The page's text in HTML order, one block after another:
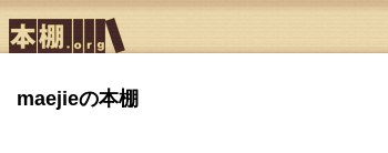
maejieの本棚